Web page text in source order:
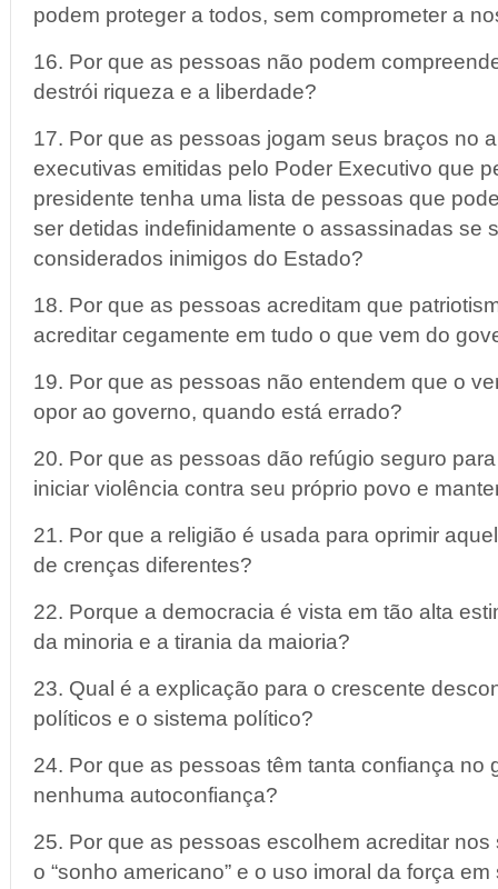
podem proteger a todos, sem comprometer a
16. Por que as pessoas não podem
destrói riqueza e a liberdade?
17. Por que as pessoas jogam seus braços no
executivas emitidas pelo Poder Executivo que
presidente tenha uma lista de pessoas que
ser detidas indefinidamente o assassinadas se
considerados inimigos do Estado?
18. Por que as pessoas acreditam que
acreditar cegamente em tudo o que vem do
19. Por que as pessoas não entendem que o
opor ao governo, quando está errado?
20. Por que as pessoas dão refúgio seguro
iniciar violência contra seu próprio povo e
21. Por que a religião é usada para oprimir
de crenças diferentes?
22. Porque a democracia é vista em tão alta
da minoria e a tirania da maioria?
23. Qual é a explicação para o crescente
políticos e o sistema político?
24. Por que as pessoas têm tanta confiança no
nenhuma autoconfiança?
25. Por que as pessoas escolhem acreditar
o “sonho americano” e o uso imoral da força